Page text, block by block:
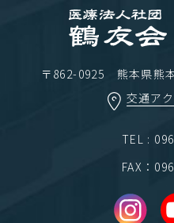
〒862-0925 熊本県熊
交通ア
TEL :
FAX：